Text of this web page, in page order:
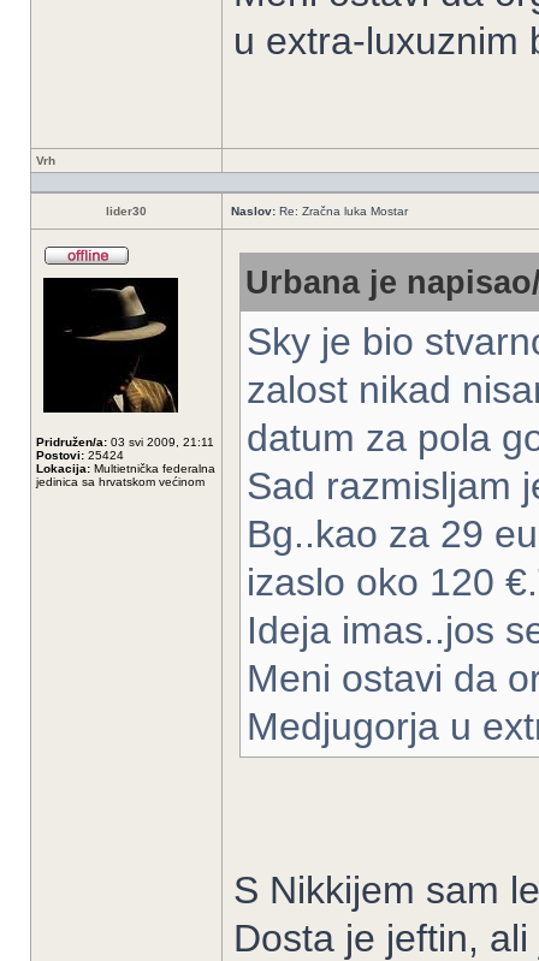
u extra-
Vrh
lider30 Naslov: Re: Zračna luka Mostar
Pridružen/a: 03 svi 2009, 21:11
Postovi: 25424
Lokacija: Multietnička federalna
jedinica sa hrvatskom većinom
Urbana je
Sky je bio
zalost nikad
datum za pola
Sad razmisljam
Bg..kao za 29
izaslo oko 120
Ideja imas..jos
Meni ostavi da
Medjugorja u
S Nikkijem sam
Dosta je jeftin,